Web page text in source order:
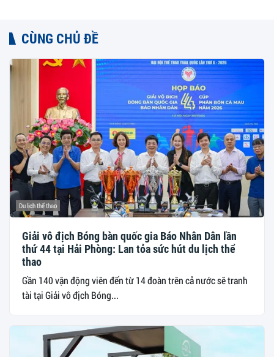
CÙNG CHỦ ĐỀ
Du lịch thể thao
Giải vô địch Bóng bàn quốc gia Báo Nhân Dân lần
thứ 44 tại Hải Phòng: Lan tỏa sức hút du lịch thể
thao
Gần 140 vận động viên đến từ 14 đoàn trên cả nước sẽ tranh
tài tại Giải vô địch Bóng...